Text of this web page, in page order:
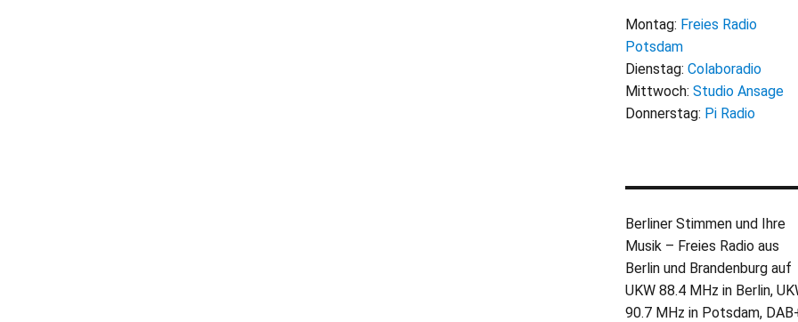
Montag: Freies Radio
Potsdam
Dienstag: Colaboradio
Mittwoch: Studio Ansage
Donnerstag: Pi Radio
Berliner Stimmen und Ihre
Musik – Freies Radio aus
Berlin und Brandenburg auf
UKW 88.4 MHz in Berlin,
90.7 MHz in Potsdam,